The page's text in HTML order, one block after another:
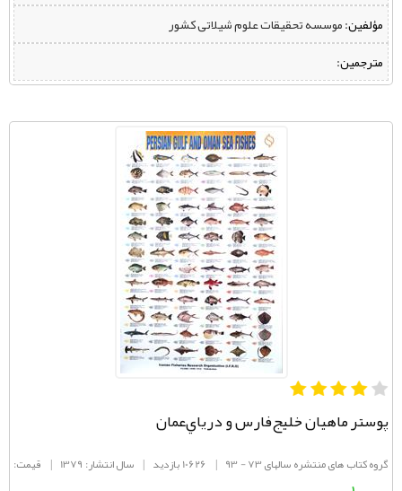
مؤلفین:‌ موسسه تحقیقات علوم شیلاتی کشور
مترجمین:
پوستر ماهيان خليج‌فارس و درياي‌عمان
گروه کتاب های منتشره سالهای 73 - 93 | 10626 بازدید | سال انتشار: 1379 | قیمت: